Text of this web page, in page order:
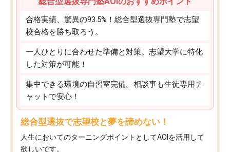
合格実績、驚異の93.5%！総合型選抜専門塾で志望
校合格を勝ち取ろう。
一人ひとりに合わせた準備と対策。志望大学に特化
した対策が可能！
集中できる環境の自習室完備。相談事も生徒専用チ
ャットで安心！
総合型選抜で志望校と夢を諦めない！
人生においてのターニングポイントとしてAOIを活用して
欲しいです。